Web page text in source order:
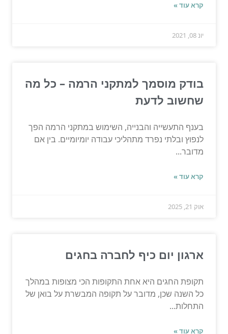
קרא עוד »
יונ 08, 2021
בודק מוסמך למתקני הרמה – כל מה
שחשוב לדעת
בענף התעשייה והבנייה, השימוש במתקני הרמה הפך
לנפוץ ובלתי נפרד מתהליכי עבודה יומיומיים. בין אם
מדובר...
קרא עוד »
אוק 21, 2025
ארגון יום כיף לחברה בחגים
תקופת החגים היא אחת התקופות הכי מצופות במהלך
כל השנה שכן, מדובר על תקופה המבשרת על בואן של
התחלות...
קרא עוד »